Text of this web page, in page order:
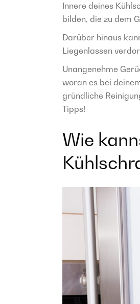
Innere deines
bilden, die zu dem
Darüber hinaus
Liegenlassen
Unangenehme
woran es bei
gründliche
Tipps!
Wie